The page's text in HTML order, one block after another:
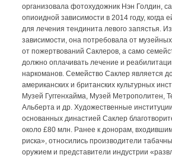
организовала фотохудожник Нэн Голдин,
опиоидной зависимости в 2014 году, когда
для лечения тендинита левого запястья.
зависимости, она потребовала от
от пожертвований Саклеров, а само
должно оплачивать лечение и
наркоманов. Семейство Саклер является
американских и британских культурных
Музей Гуггенхайма, Музей Метрополитен,
Альберта и др. Художественные
основанных династией Саклер
около £80 млн. Ранее к донорам, входившим
риска», относились производители
оружием и представители индустрии